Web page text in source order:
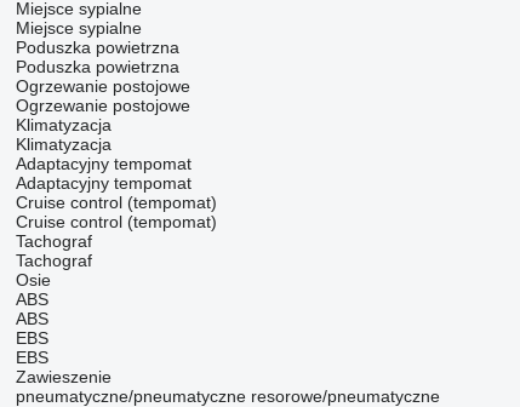
Miejsce sypialne
Miejsce sypialne
Poduszka powietrzna
Poduszka powietrzna
Ogrzewanie postojowe
Ogrzewanie postojowe
Klimatyzacja
Klimatyzacja
Adaptacyjny tempomat
Adaptacyjny tempomat
Cruise control (tempomat)
Cruise control (tempomat)
Tachograf
Tachograf
Osie
ABS
ABS
EBS
EBS
Zawieszenie
pneumatyczne/pneumatyczne resorowe/pneumatyczne